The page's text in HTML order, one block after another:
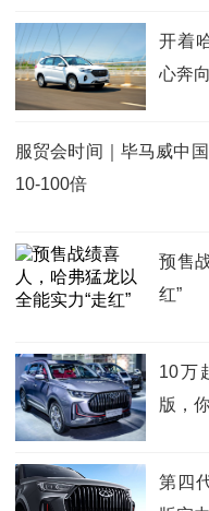
开着
心奔
服贸会时间｜毕马威中
10-100倍
预售
红”
10万
版，
第四